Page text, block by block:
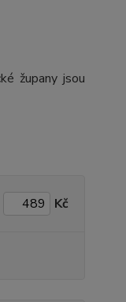
župany jsou
Kč